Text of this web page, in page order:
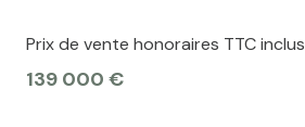
Prix de vente honoraires TTC inclus
139 000 €